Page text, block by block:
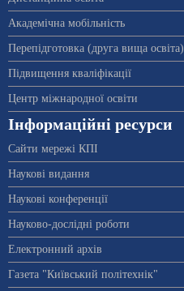
Академічна мобільність
Перепідготовка (друга вища освіта)
Підвищення кваліфікації
Центр міжнародної освіти
Інформаційні ресурси
Сайти мережі КПІ
Наукові видання
Наукові конференції
Науково-дослідні роботи
Електронний архів
Газета "Київський політехнік"